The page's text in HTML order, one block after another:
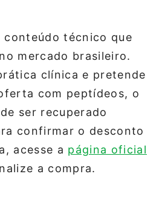
conteúdo técnico que
mercado brasileiro.
clínica e pretende
com peptídeos, o
ser recuperado
confirmar o desconto
acesse a página oficial
a compra.